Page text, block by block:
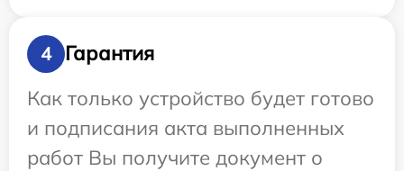
4
Гарантия
Как только устройство будет готово
и подписания акта выполненных
работ Вы получите документ о